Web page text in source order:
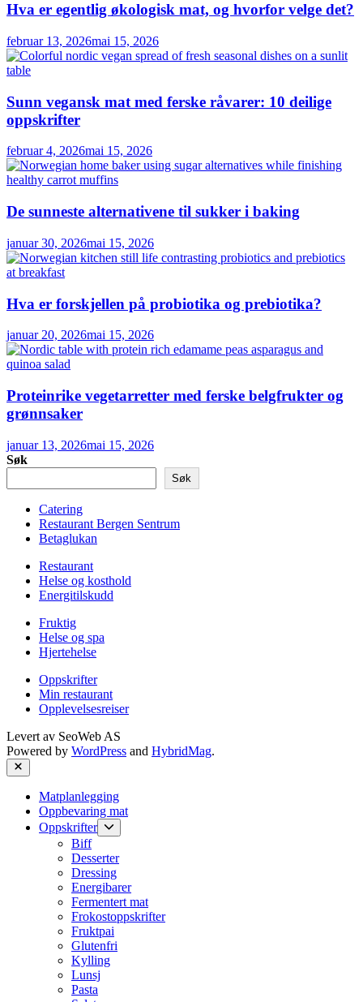
Hva er egentlig økologisk mat, og hvorfor velge det?
februar 13, 2026mai 15, 2026
Sunn vegansk mat med ferske råvarer: 10 deilige
oppskrifter
februar 4, 2026mai 15, 2026
De sunneste alternativene til sukker i baking
januar 30, 2026mai 15, 2026
Hva er forskjellen på probiotika og prebiotika?
januar 20, 2026mai 15, 2026
Proteinrike vegetarretter med ferske belgfrukter og
grønnsaker
januar 13, 2026mai 15, 2026
Søk
Søk
Catering
Restaurant Bergen Sentrum
Betaglukan
Restaurant
Helse og kosthold
Energitilskudd
Fruktig
Helse og spa
Hjertehelse
Oppskrifter
Min restaurant
Opplevelsesreiser
Levert av SeoWeb AS
Powered by WordPress and HybridMag.
Close
Matplanlegging
Oppbevaring mat
Oppskrifter
sub
Biff
Desserter
Dressing
Energibarer
Fermentert mat
Frokostoppskrifter
Fruktpai
Glutenfri
Kylling
Lunsj
Pasta